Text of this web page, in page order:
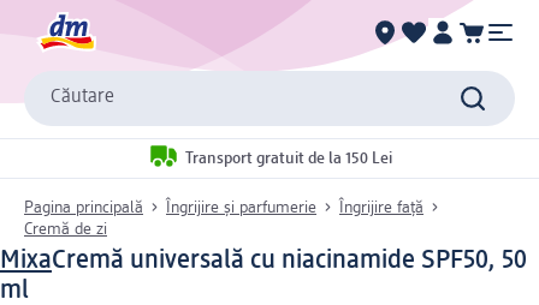
Căutare
Transport gratuit de la 150 Lei
Pagina principală Îngrijire și parfumerie
Îngrijire față
Cremă de zi
MixaCremă universală cu niacinamide SPF50, 50
ml